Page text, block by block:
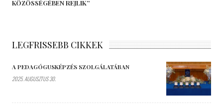
KÖZÖSSÉGÉBEN REJLIK”
LEGFRISSEBB CIKKEK
A PEDAGÓGUSKÉPZÉS SZOLGÁLATÁBAN
2025. AUGUSZTUS 30.